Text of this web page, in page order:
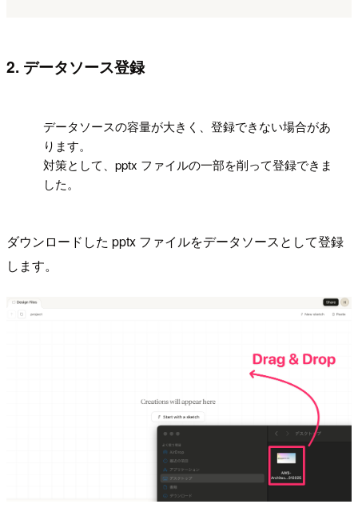
2. データソース登録
データソースの容量が大きく、登録できない場合があ
ります。
対策として、pptx ファイルの一部を削って登録できま
した。
ダウンロードした pptx ファイルをデータソースとして登録
します。